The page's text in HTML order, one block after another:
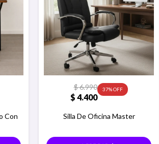
Con
$ 4.400
$6.990 37
Silla De Oficina Master